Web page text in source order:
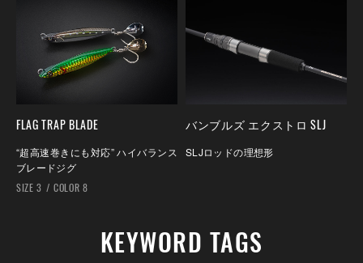
FLAG TRAP BLADE
“超高速巻きにも対応” ハイバランス
ブレードジグ
SIZE 3 COLOR 8
バンブルズ エクストロ SLJ
SLJロッドの理想形
KEYWORD TAGS